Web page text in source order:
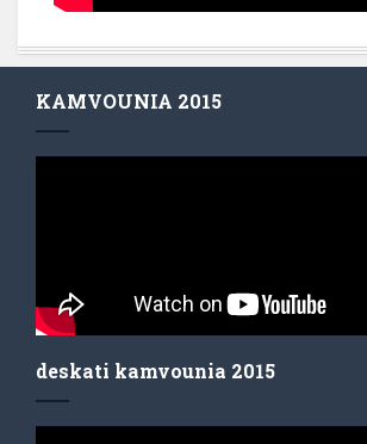
KAMVOUNIA 2015
deskati kamvounia 2015